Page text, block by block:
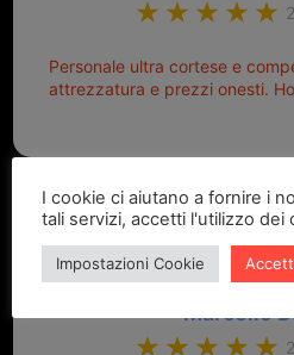
Personale ultra cortese e
attrezzatura e prezzi onesti.
Marcello
I cookie ci aiutano a fornire i
tali servizi, accetti l'utilizzo dei
Impostazioni Cookie